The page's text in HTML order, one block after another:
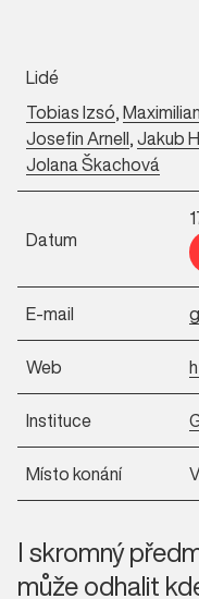
Lidé
Tobias Izsó,
Josefin Arnell,Jakub
Jolana Škachová
Datum
E-mail
Web
Instituce
Místo konání
I skromný
může odhalit